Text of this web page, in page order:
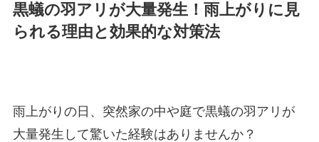
黒蟻の羽アリが大量発生！雨上がりに見
られる理由と効果的な対策法
雨上がりの日、突然家の中や庭で黒蟻の羽アリが
大量発生して驚いた経験はありませんか？